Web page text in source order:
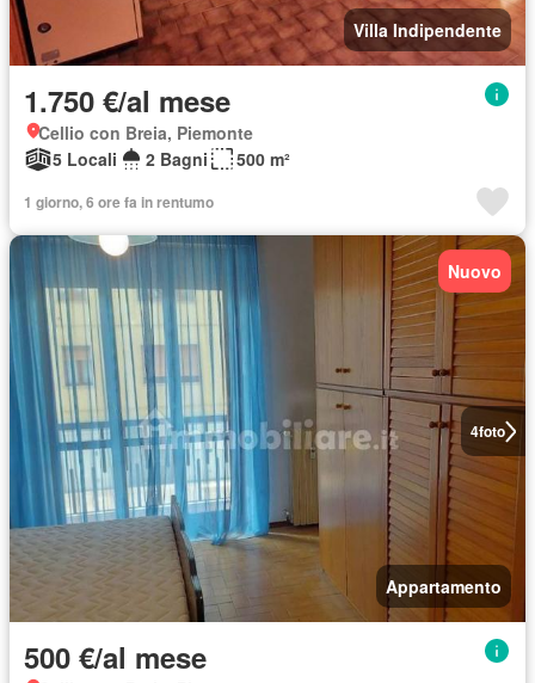
Villa Indipendente
1.750 €/al mese
Cellio con Breia, Piemonte
5 Locali
2 Bagni 500 m²
1 giorno, 6 ore fa in rentumo
4foto
Nuovo
Appartamento
500 €/al mese